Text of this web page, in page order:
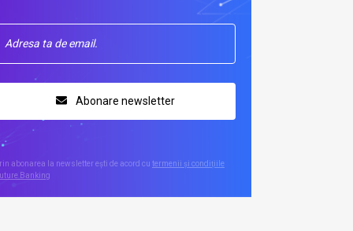
Abonare newsletter
abonarea la newsletter ești de acord cu termenii și condițiile
Banking